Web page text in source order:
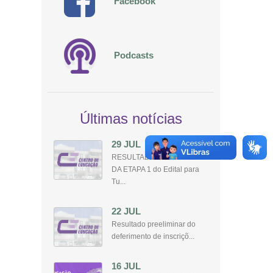
Podcasts
Últimas notícias
29 JUL
RESULTADO PRELIMINAR
DA ETAPA 1 do Edital para
Tu...
22 JUL
Resultado preeliminar do
deferimento de inscriçõ...
16 JUL